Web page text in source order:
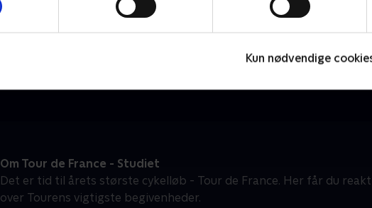
Kun nødvendige
Om Tour de France - Studiet
Det er tid til årets største cykelløb - Tour de France. Her får du
over Tourens vigtigste begivenheder.